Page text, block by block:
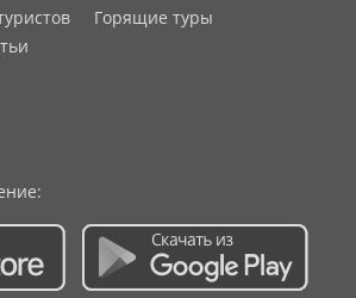
Горящие туры